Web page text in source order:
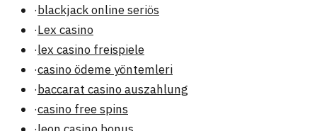
·blackjack online seriös
·Lex casino
·lex casino freispiele
·casino ödeme yöntemleri
·baccarat casino auszahlung
·casino free spins